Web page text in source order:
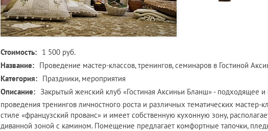
Стоимость: 1 500 руб.
Название: Проведение мастер-классов, тренингов, семинаров в Гостиной
Категория: Праздники, мероприятия
Описание: Закрытый женский клуб «Гостиная Аксиньи Бланш» - подходящее
проведения тренингов личностного роста и различных тематических
стиле «французский прованс» и имеет собственную кухонную зону,
диванной зоной с камином. Помещение предлагает комфортные тапочки,